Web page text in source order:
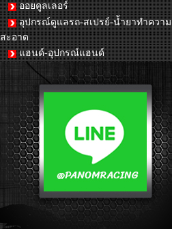
ออยคูลเลอร์
อุปกรณ์ดูแลรถ-สเปรย์-น้ำยาทำความ
สะอาด
แฮนด์-อุปกรณ์แฮนด์